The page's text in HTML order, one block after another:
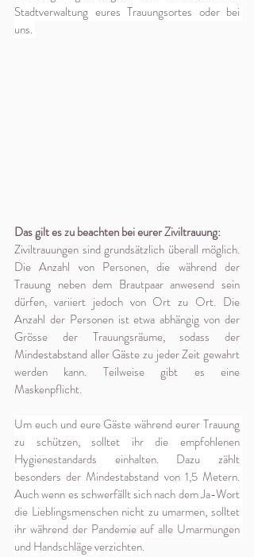
Stadtverwaltung eures Trauungsortes oder bei
uns.
Das gilt es zu beachten bei eurer Ziviltrauung:
Ziviltrauungen sind grundsätzlich überall möglich.
Die Anzahl von Personen, die während der
Trauung neben dem Brautpaar anwesend sein
dürfen, variiert jedoch von Ort zu Ort. Die
Anzahl der Personen ist etwa abhängig von der
Grösse der Trauungsräume, sodass der
Mindestabstand aller Gäste zu jeder Zeit gewahrt
werden kann. Teilweise gibt es eine
Maskenpflicht.
Um euch und eure Gäste während eurer Trauung
zu schützen, solltet ihr die empfohlenen
Hygienestandards einhalten. Dazu zählt
besonders der Mindestabstand von 1,5 Metern.
Auch wenn es schwerfällt sich nach dem Ja-Wort
die Lieblingsmenschen nicht zu umarmen, solltet
ihr während der Pandemie auf alle Umarmungen
und Handschläge verzichten.